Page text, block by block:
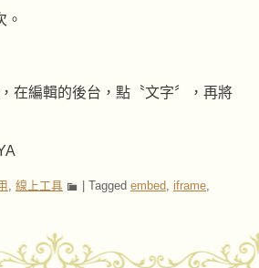
。
在編輯的後台，點〝文字〞，再將
線上工具 Tagged embed iframe